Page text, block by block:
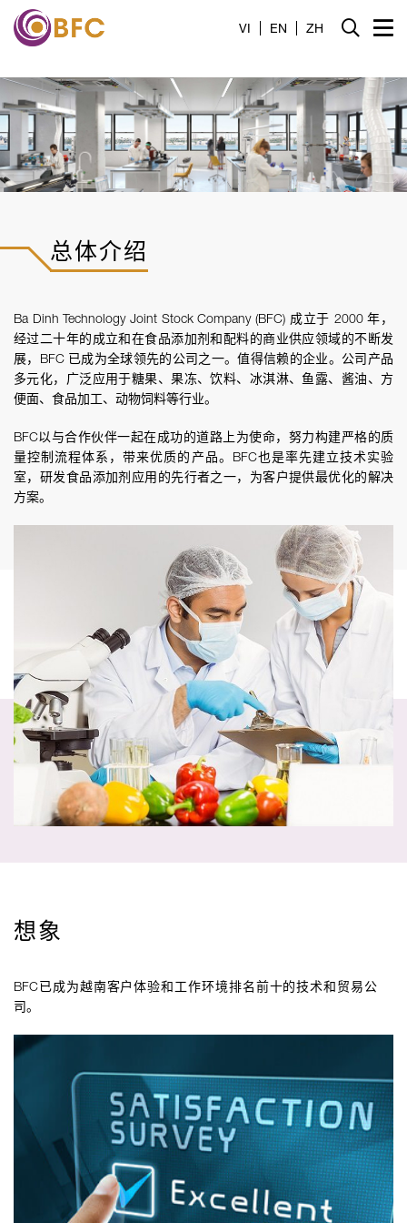
家
产品
服务
接触
工具
VI EN ZH
总体介绍
Ba Dinh Technology Joint Stock Company (BFC) 成立于 2000 年，
经过二十年的成立和在食品添加剂和配料的商业供应领域的不断发
展，BFC 已成为全球领先的公司之一。值得信赖的企业。公司产品
多元化，广泛应用于糖果、果冻、饮料、冰淇淋、鱼露、酱油、方
便面、食品加工、动物饲料等行业。
BFC以与合作伙伴一起在成功的道路上为使命，努力构建严格的质
量控制流程体系，带来优质的产品。BFC也是率先建立技术实验
室，研发食品添加剂应用的先行者之一，为客户提供最优化的解决
方案。
想象
BFC已成为越南客户体验和工作环境排名前十的技术和贸易公
司。